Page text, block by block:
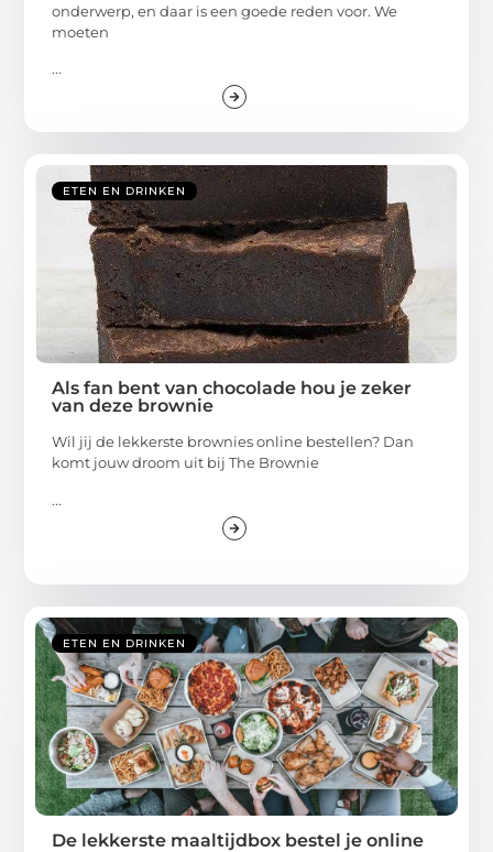
onderwerp, en daar is een goede reden voor. We
moeten
...
ETEN EN DRINKEN
Als fan bent van chocolade hou je zeker
van deze brownie
Wil jij de lekkerste brownies online bestellen? Dan
komt jouw droom uit bij The Brownie
...
ETEN EN DRINKEN
De lekkerste maaltijdbox bestel je online